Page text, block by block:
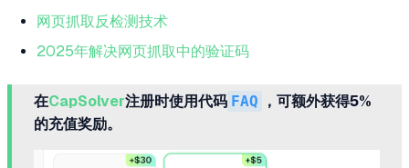
网页抓取反检测技术
2025年解决网页抓取中的验证码
在CapSolver注册时使用代码 FAQ
，可额外获得5%
的充值奖励。